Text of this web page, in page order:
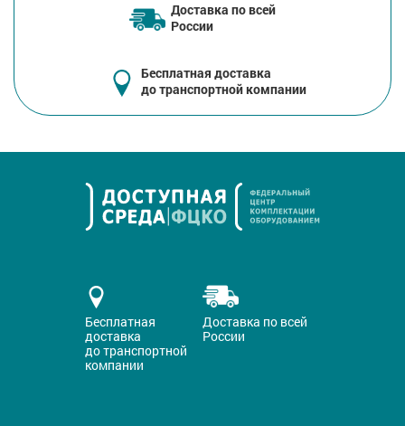
Доставка по всей
России
Бесплатная доставка
до транспортной компании
Бесплатная
доставка
до транспортной
компании
Доставка по всей
России